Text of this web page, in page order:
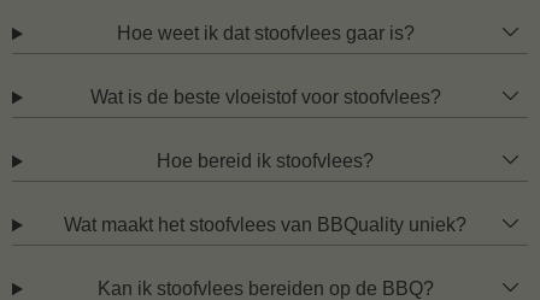
Hoe weet ik dat stoofvlees gaar is?
Wat is de beste vloeistof voor stoofvlees?
Hoe bereid ik stoofvlees?
Wat maakt het stoofvlees van BBQuality uniek?
Kan ik stoofvlees bereiden op de BBQ?